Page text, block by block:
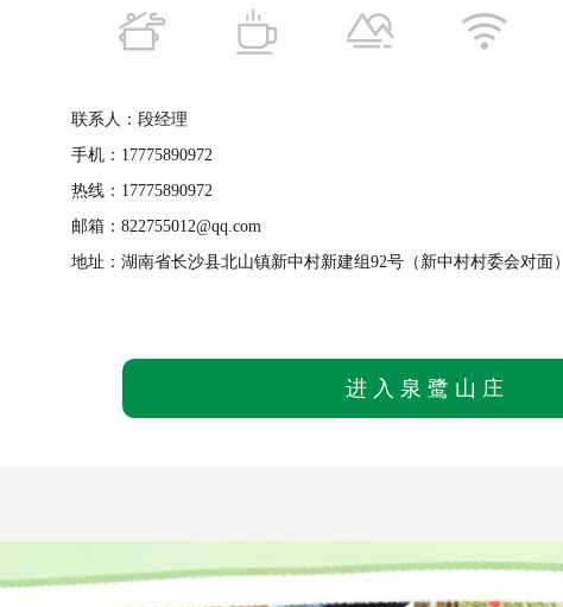
联系人：段经理
手机：17775890972
热线：17775890972
邮箱：822755012@qq.com
地址：湖南省长沙县北山镇新中村新建组92号（新中村村委会对面）
进入泉鹭山庄